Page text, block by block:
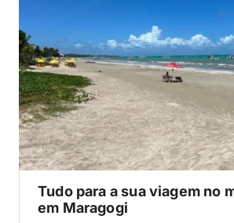
Tudo para a sua viagem no
em Maragogi